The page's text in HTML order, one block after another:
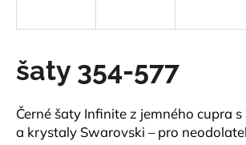
šaty 354-577
Černé šaty Infinite z jemného cupra
a krystaly Swarovski – pro
í
t
?